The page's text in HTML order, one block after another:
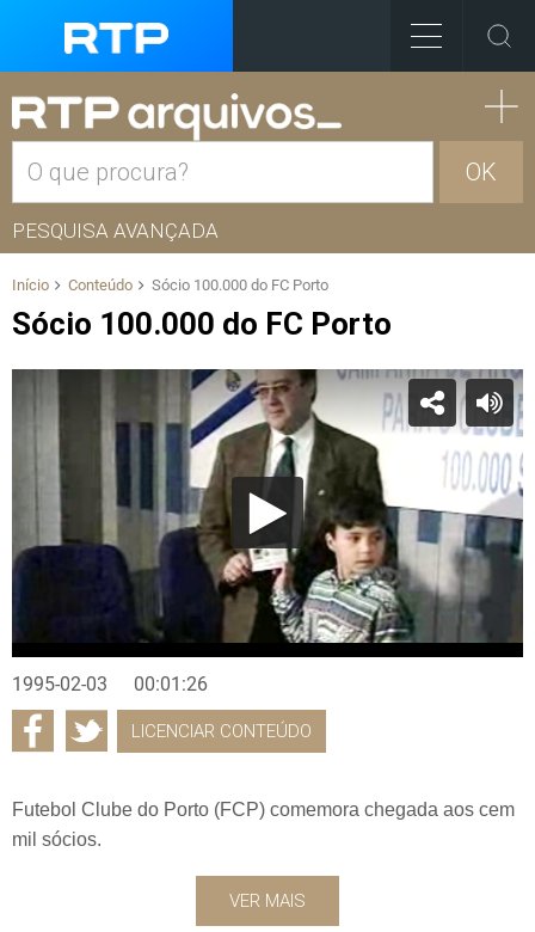
OK
PESQUISA AVANÇADA
Início Conteúdo Sócio 100.000 do FC Porto
Sócio 100.000 do FC Porto
1995-02-03 00:01:26
LICENCIAR CONTEÚDO
Futebol Clube do Porto (FCP) comemora chegada aos cem
mil sócios.
VER MAIS